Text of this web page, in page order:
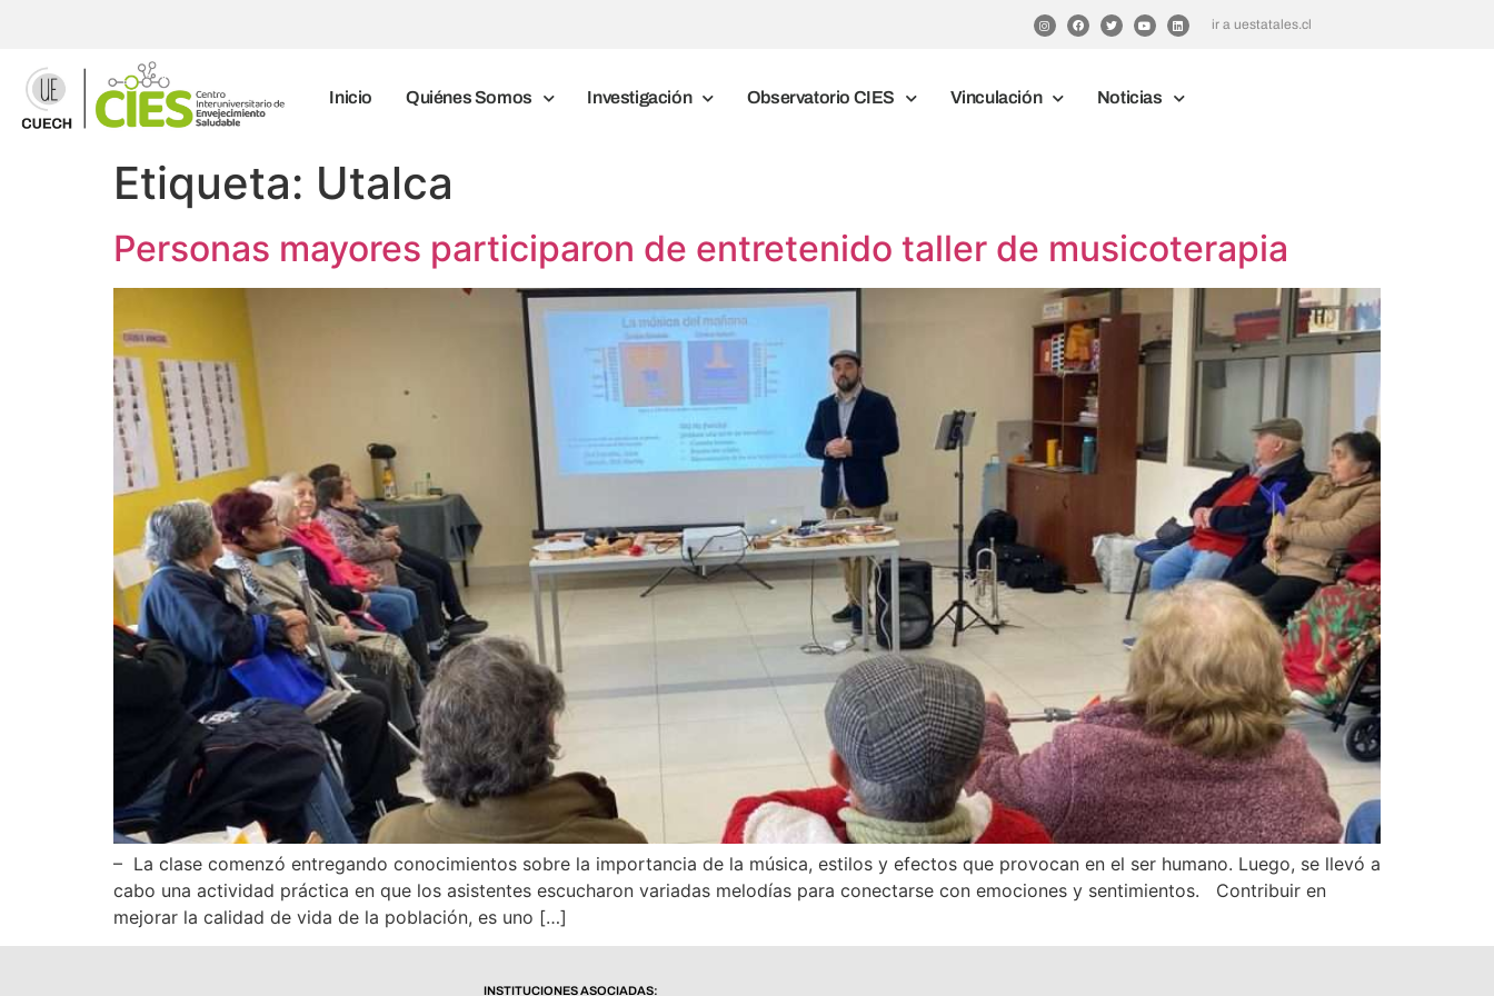
ir a uestatales.cl
Inicio Quiénes Somos Investigación Observatorio CIES Vinculación Noticias
Etiqueta: Utalca
Personas mayores participaron de entretenido taller de musicoterapia
– La clase comenzó entregando conocimientos sobre la importancia de la música, estilos y efectos que provocan en el ser humano. Luego, se llevó a
cabo una actividad práctica en que los asistentes escucharon variadas melodías para conectarse con emociones y sentimientos. Contribuir en
mejorar la calidad de vida de la población, es uno […]
INSTITUCIONES ASOCIADAS: